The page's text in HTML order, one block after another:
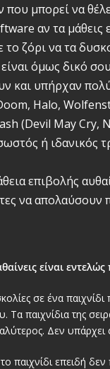
μπορεί να
αν τα
το ζόρι να τα
όμως δικό
και υπήρχαν
Halo,
(Devil May Cry,
ή ιδανικός
επιβολής
να απολαύσουν
είναι
σε ένα
Τα παιχνίδια της
Δεν
παιχνίδι επειδή